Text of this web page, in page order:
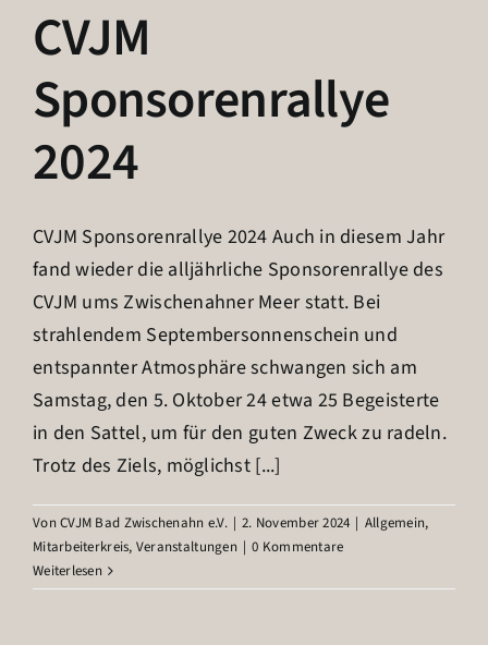
CVJM
Sponsorenrallye
2024
CVJM Sponsorenrallye 2024 Auch in diesem Jahr
fand wieder die alljährliche Sponsorenrallye des
CVJM ums Zwischenahner Meer statt. Bei
strahlendem Septembersonnenschein und
entspannter Atmosphäre schwangen sich am
Samstag, den 5. Oktober 24 etwa 25 Begeisterte
in den Sattel, um für den guten Zweck zu radeln.
Trotz des Ziels, möglichst [...]
VonCVJM Bad Zwischenahn e.V. | 2. November 2024 | Allgemein,
Mitarbeiterkreis, Veranstaltungen | 0 Kommentare
Weiterlesen